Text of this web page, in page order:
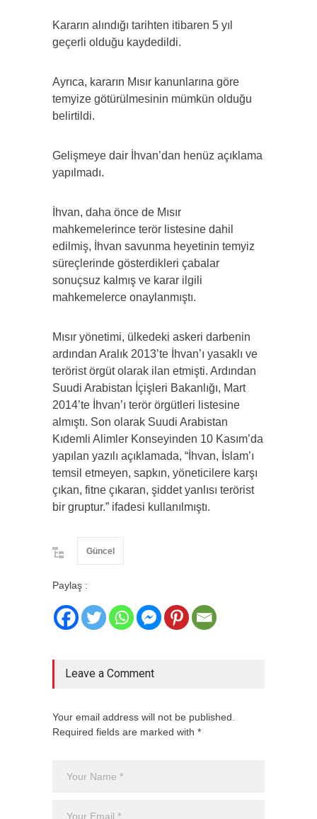
Kararın alındığı tarihten itibaren 5 yıl
geçerli olduğu kaydedildi.
Ayrıca, kararın Mısır kanunlarına göre
temyize götürülmesinin mümkün olduğu
belirtildi.
Gelişmeye dair İhvan’dan henüz açıklama
yapılmadı.
İhvan, daha önce de Mısır
mahkemelerince terör listesine dahil
edilmiş, İhvan savunma heyetinin temyiz
süreçlerinde gösterdikleri çabalar
sonuçsuz kalmış ve karar ilgili
mahkemelerce onaylanmıştı.
Mısır yönetimi, ülkedeki askeri darbenin
ardından Aralık 2013’te İhvan’ı yasaklı ve
terörist örgüt olarak ilan etmişti. Ardından
Suudi Arabistan İçişleri Bakanlığı, Mart
2014’te İhvan’ı terör örgütleri listesine
almıştı. Son olarak Suudi Arabistan
Kıdemli Alimler Konseyinden 10 Kasım’da
yapılan yazılı açıklamada, “İhvan, İslam’ı
temsil etmeyen, sapkın, yöneticilere karşı
çıkan, fitne çıkaran, şiddet yanlısı terörist
bir gruptur.” ifadesi kullanılmıştı.
Güncel
Paylaş :
Leave a Comment
Your email address will not be published.
Required fields are marked with *